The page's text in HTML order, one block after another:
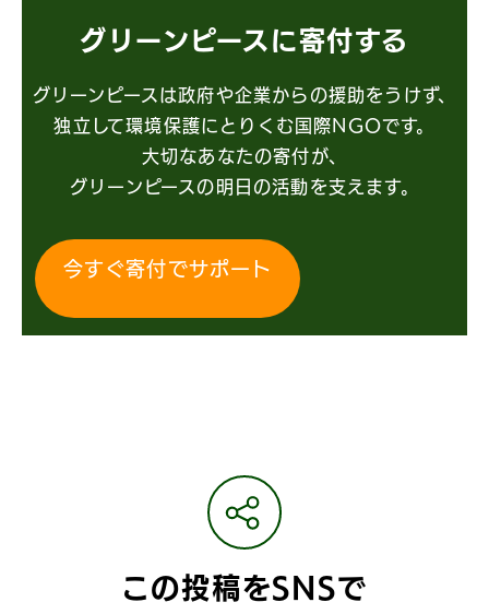
グリーンピースに寄付する
グリーンピースは政府や企業からの援助をうけず、
独立して環境保護にとりくむ国際NGOです。
大切なあなたの寄付が、
グリーンピースの明日の活動を支えます。
今すぐ寄付でサポート
この投稿をSNSで